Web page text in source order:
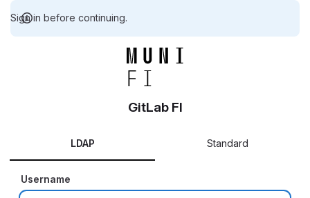
Sign in before continuing.
GitLab FI
LDAP Standard
Username